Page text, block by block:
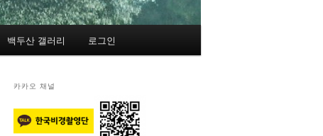
백두산 갤러리 로그인
카카오 채널